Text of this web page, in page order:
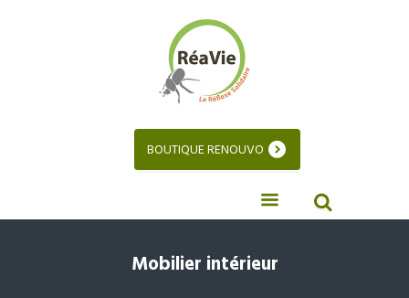
BOUTIQUE RENOUVO
Mobilier intérieur